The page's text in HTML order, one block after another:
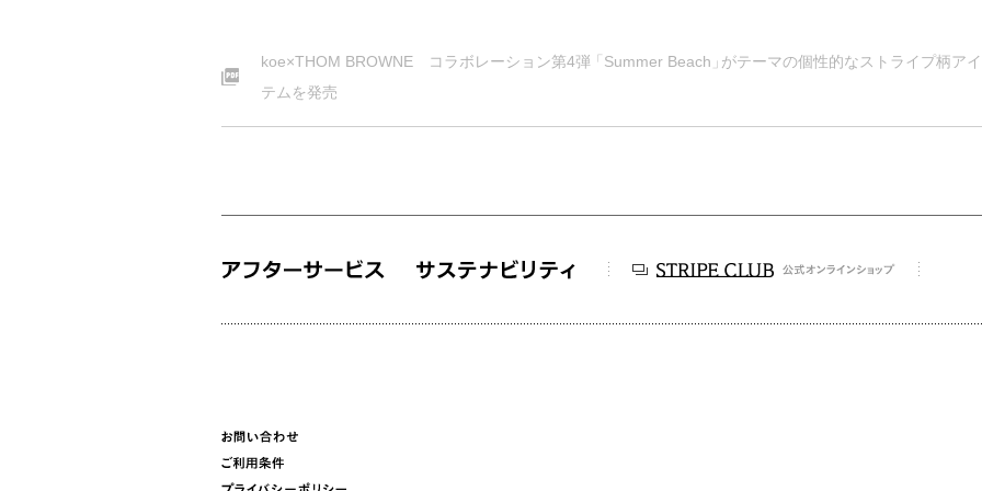
koe×THOM BROWNE コラボレーション第4弾「 Summer Beach 」がテーマの個性的なストライプ柄アイ
テムを発売